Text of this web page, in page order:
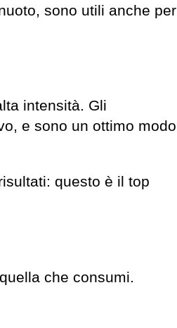
sono utili anche per
intensità. Gli
e sono un ottimo modo
questo è il top
che consumi.